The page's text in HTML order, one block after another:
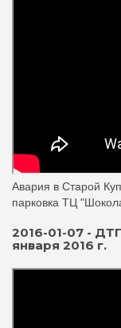
Авария в Старой
парковка ТЦ
2016-01-07 -
января 2016 г.